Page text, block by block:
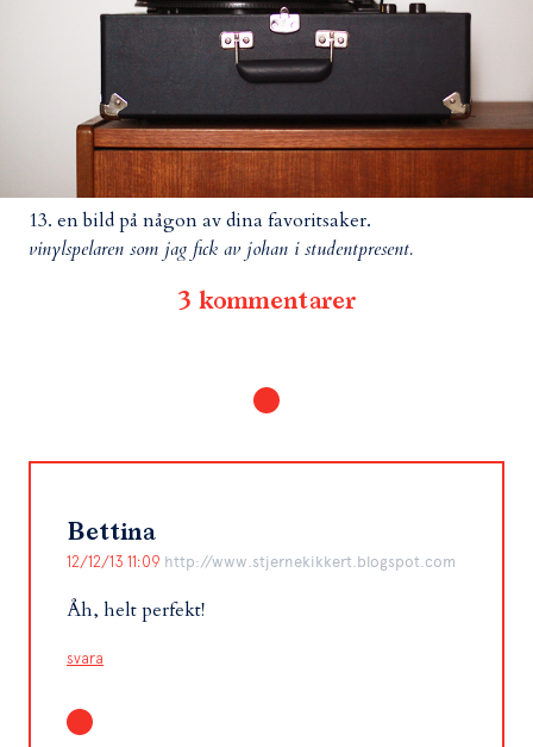
13. en bild på någon av dina favoritsaker.
vinylspelaren som jag fick av johan i studentpresent.
3 kommentarer
Bettina
12/12/13 11:09 http://www.stjernekikkert.blogspot.com
Åh, helt perfekt!
svara